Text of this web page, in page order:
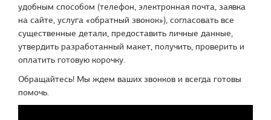
удобным способом (телефон, электронная почта, заявка
на сайте, услуга «обратный звонок»), согласовать все
существенные детали, предоставить личные данные,
утвердить разработанный макет, получить, проверить и
оплатить готовую корочку.
Обращайтесь! Мы ждем ваших звонков и всегда готовы
помочь.